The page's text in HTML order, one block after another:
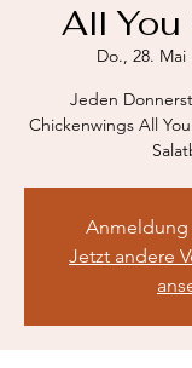
All You
Do., 28. Mai
Jeden
Chickenwings All
Anmeldung
Jetzt andere